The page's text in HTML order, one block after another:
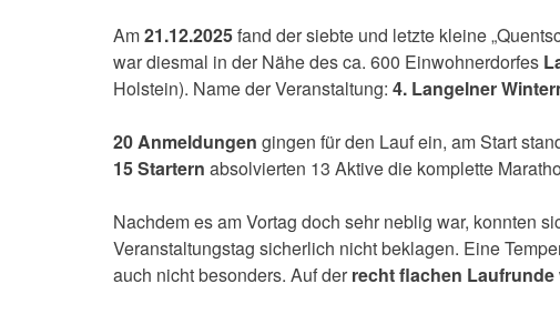
Am21.12.2025fand der siebte und letzte kleine
war diesmal in der Nähe des ca. 600 Einwohnerdorfes
Holstein). Name der Veranstaltung: 4. Langelner
20 Anmeldungen gingen für den Lauf ein, am Start
15 Startern absolvierten 13 Aktive die komplette
Nachdem es am Vortag doch sehr neblig war, konnten
Veranstaltungstag sicherlich nicht beklagen. Eine
auch nicht besonders. Auf derrecht flachen Laufrunde